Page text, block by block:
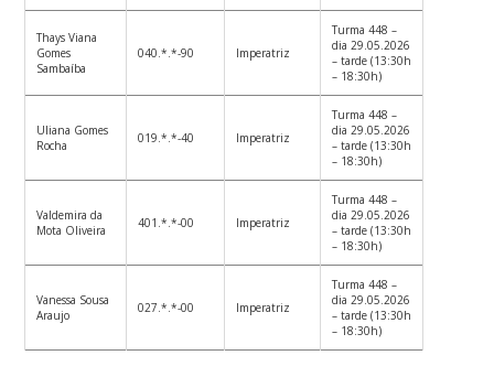
Thays Viana
Gomes
Sambaíba
040.*.*-90 Imperatriz
Turma 448 –
dia 29.05.2026
– tarde (13:30h
– 18:30h)
Uliana Gomes
Rocha
019.*.*-40 Imperatriz
Turma 448 –
dia 29.05.2026
– tarde (13:30h
– 18:30h)
Valdemira da
Mota Oliveira
401.*.*-00 Imperatriz
Turma 448 –
dia 29.05.2026
– tarde (13:30h
– 18:30h)
Vanessa Sousa
Araujo
027.*.*-00 Imperatriz
Turma 448 –
dia 29.05.2026
– tarde (13:30h
– 18:30h)